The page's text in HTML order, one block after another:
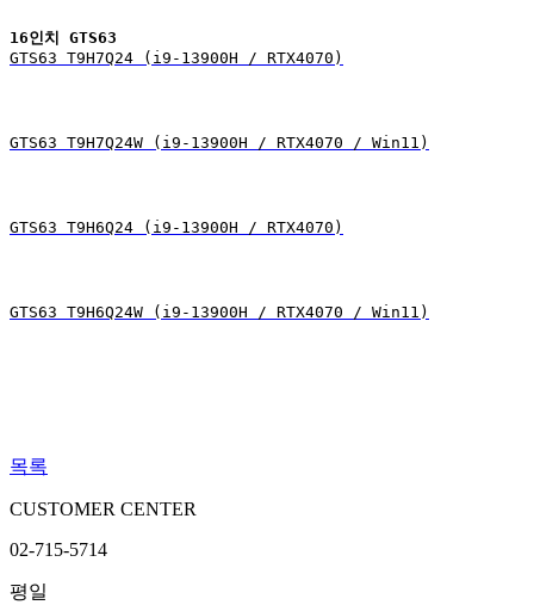
16인치 GTS63
GTS63 T9H7Q24 (i9-13900H / RTX4070)
GTS63 T9H7Q24W (i9-13900H / RTX4070 / Win11)
GTS63 T9H6Q24 (i9-13900H / RTX4070)
GTS63 T9H6Q24W (i9-13900H / RTX4070 / Win11)
목록
CUSTOMER CENTER
02-715-5714
평일